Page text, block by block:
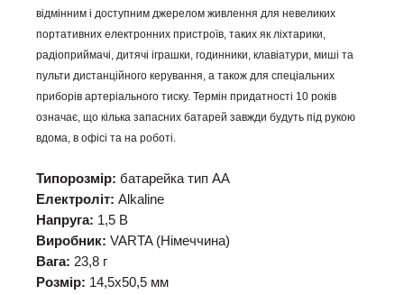
відмінним і доступним джерелом живлення для невеликих
портативних електронних пристроїв, таких як ліхтарики,
радіоприймачі, дитячі іграшки, годинники, клавіатури, миші та
пульти дистанційного керування, а також для спеціальних
приборів артеріального тиску. Термін придатності 10 років
означає, що кілька запасних батарей завжди будуть під рукою
вдома, в офісі та на роботі.
Типорозмір: батарейка тип АА
Електроліт: Alkaline
Напруга: 1,5 В
Виробник: VARTA (Німеччина)
Вага: 23,8 г
Розмір: 14,5х50,5 мм